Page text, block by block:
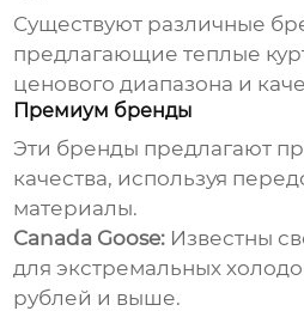
Существуют различные
предлагающиетеплые
ценового диапазона и
Премиум бренды
Эти бренды предлагают
качества, используя
материалы.
Canada Goose: Известны
для экстремальных
рублей и выше.